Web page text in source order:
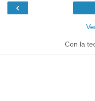
‹
Con la